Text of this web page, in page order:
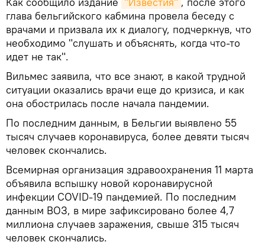
глава бельгийского кабмина провела беседу с
врачами и призвала их к диалогу, подчеркнув, что
необходимо "слушать и объяснять, когда что-то
идет не так".
Вильмес заявила, что все знают, в какой трудной
ситуации оказались врачи еще до кризиса, и как
она обострилась после начала пандемии.
По последним данным, в Бельгии выявлено 55
тысяч случаев коронавируса, более девяти тысяч
человек скончались.
Всемирная организация здравоохранения 11 марта
объявила вспышку новой коронавирусной
инфекции COVID-19 пандемией. По последним
данным ВОЗ, в мире зафиксировано более 4,7
миллиона случаев заражения, свыше 315 тысяч
человек скончались.